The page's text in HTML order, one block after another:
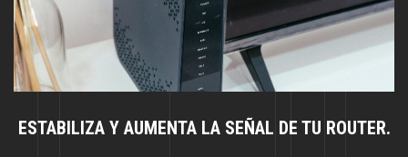
ESTABILIZA Y AUMENTA LA SEÑAL DE TU ROUTER.